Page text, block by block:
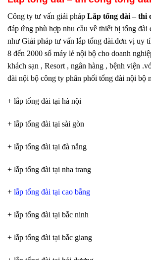
Công ty tư vấn giải pháp Lắp tổng đài – thi
đáp ứng phù hợp nhu cầu về thiết bị tổng đài
như Giải pháp tư vấn lắp tổng đài.đơn vị uy
8 đến 2000 số máy lẻ nội bộ cho doanh
khách sạn , Resort , ngân hàng , bệnh viện
đài nội bộ công ty phân phối tổng đài nội bộ
+ lắp tổng đài tại hà nội
+ lắp tổng đài tại sài gòn
+ lắp tổng đài tại đà nẵng
+ lắp tổng đài tại nha trang
+ lắp tổng đài tại cao bằng
+ lắp tổng đài tại bắc ninh
+ lắp tổng đài tại bắc giang